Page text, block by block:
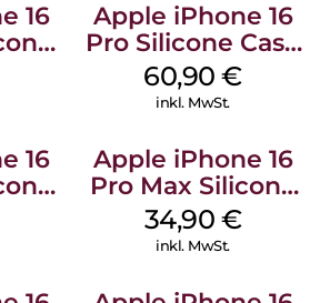
16
Apple iPhone 16
Pro Silicone Case
MagSafe Stone
Gray
60,90€
inkl. MwSt.
16
Apple iPhone 16
Pro Max Silicone
Case MagSafe
Denim
34,90 €
inkl. MwSt.